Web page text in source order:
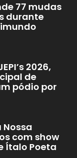
77 mudas
durante
2026,
de
pódio por
Nossa
com show
Ítalo Poeta